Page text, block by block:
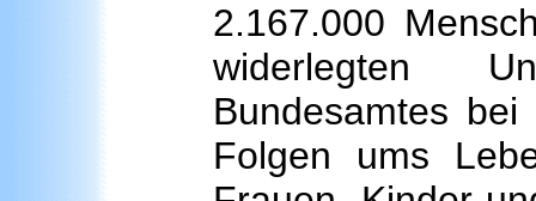
2.167.000
widerlegten
Bundesamtes
Folgen ums